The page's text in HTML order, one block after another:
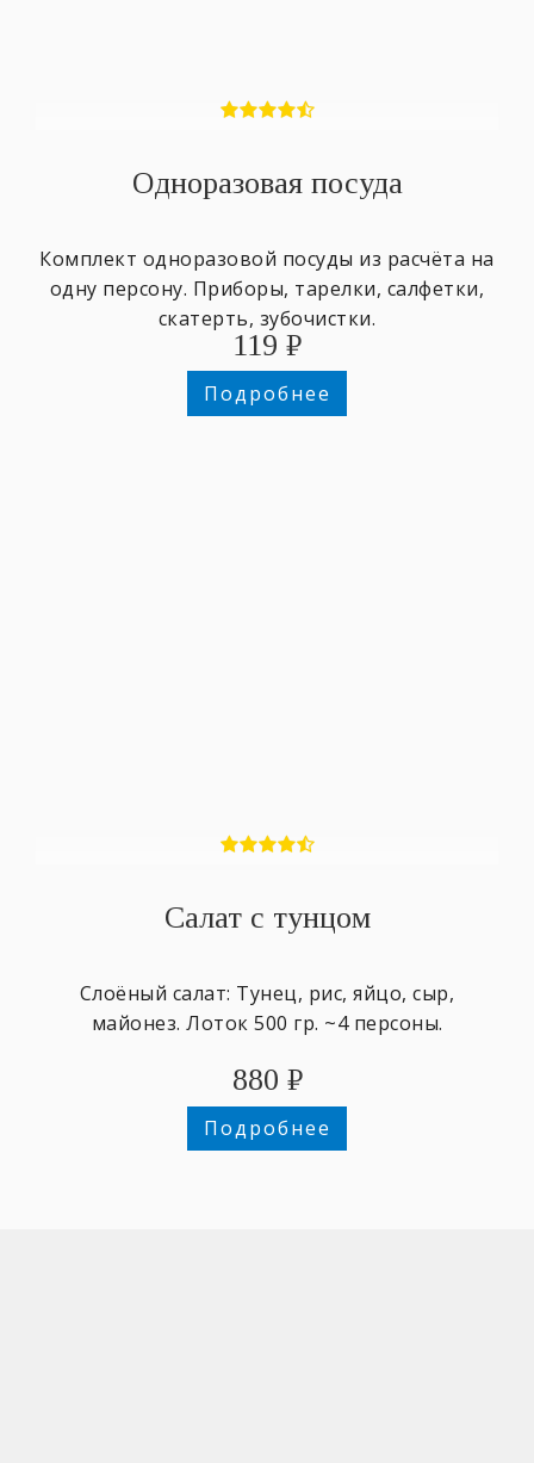
Одноразовая посуда
Комплект одноразовой посуды из расчёта на
одну персону. Приборы, тарелки, салфетки,
скатерть, зубочистки.
119 ₽
Подробнее
Салат с тунцом
Слоёный салат: Тунец, рис, яйцо, сыр,
майонез. Лоток 500 гр. ~4 персоны.
880 ₽
Подробнее